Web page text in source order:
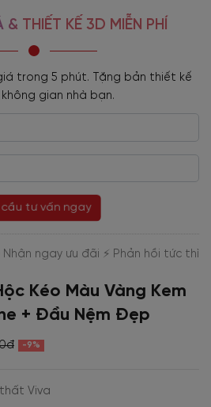
THIẾT KẾ 3D MIỄN PHÍ
trong 5 phút. Tặng bản thiết kế
gian nhà bạn.
cầu tư vấn ngay
Kéo Màu Vàng Kem
+ Đầu Nệm Đẹp
-9%
Viva